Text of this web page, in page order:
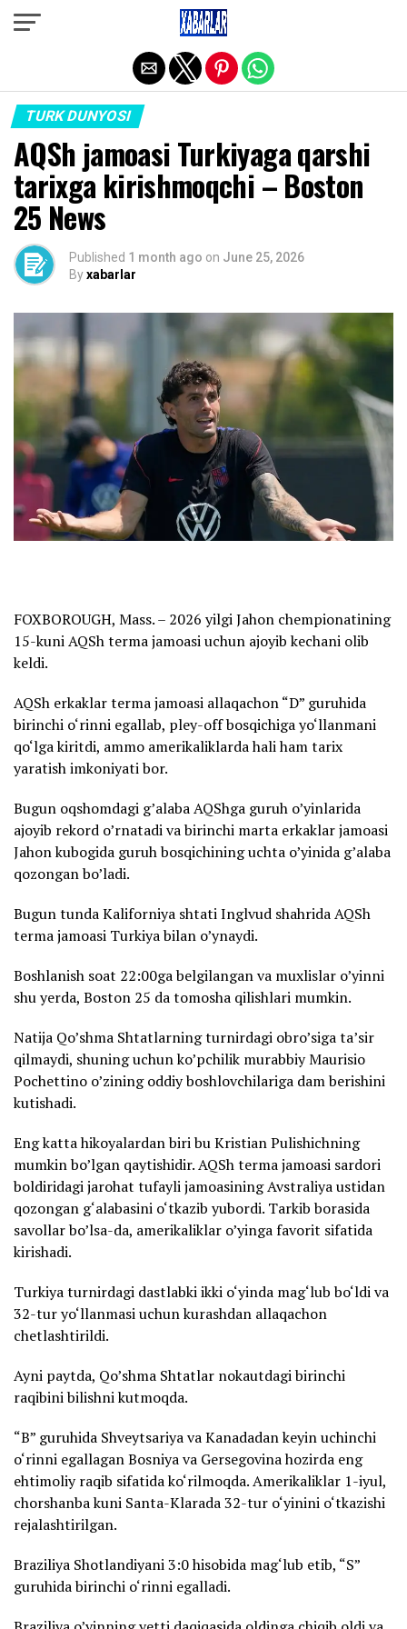
TURK DUNYOSI
AQSh jamoasi Turkiyaga qarshi
tarixga kirishmoqchi – Boston
25 News
Published 1 month ago on June 25, 2026
Byxabarlar
FOXBOROUGH, Mass. – 2026 yilgi Jahon chempionatining
15-kuni AQSh terma jamoasi uchun ajoyib kechani olib
keldi.
AQSh erkaklar terma jamoasi allaqachon “D” guruhida
birinchi o‘rinni egallab, pley-off bosqichiga yo‘llanmani
qo‘lga kiritdi, ammo amerikaliklarda hali ham tarix
yaratish imkoniyati bor.
Bugun oqshomdagi g’alaba AQShga guruh o’yinlarida
ajoyib rekord o’rnatadi va birinchi marta erkaklar jamoasi
Jahon kubogida guruh bosqichining uchta o’yinida g’alaba
qozongan bo’ladi.
Bugun tunda Kaliforniya shtati Inglvud shahrida AQSh
terma jamoasi Turkiya bilan o’ynaydi.
Boshlanish soat 22:00ga belgilangan va muxlislar o’yinni
shu yerda, Boston 25 da tomosha qilishlari mumkin.
Natija Qo’shma Shtatlarning turnirdagi obro’siga ta’sir
qilmaydi, shuning uchun ko’pchilik murabbiy Maurisio
Pochettino o’zining oddiy boshlovchilariga dam berishini
kutishadi.
Eng katta hikoyalardan biri bu Kristian Pulishichning
mumkin bo’lgan qaytishidir. AQSh terma jamoasi sardori
boldiridagi jarohat tufayli jamoasining Avstraliya ustidan
qozongan g‘alabasini o‘tkazib yubordi. Tarkib borasida
savollar bo’lsa-da, amerikaliklar o’yinga favorit sifatida
kirishadi.
Turkiya turnirdagi dastlabki ikki o‘yinda mag‘lub bo‘ldi va
32-tur yo‘llanmasi uchun kurashdan allaqachon
chetlashtirildi.
Ayni paytda, Qo’shma Shtatlar nokautdagi birinchi
raqibini bilishni kutmoqda.
“B” guruhida Shveytsariya va Kanadadan keyin uchinchi
o‘rinni egallagan Bosniya va Gersegovina hozirda eng
ehtimoliy raqib sifatida ko‘rilmoqda. Amerikaliklar 1-iyul,
chorshanba kuni Santa-Klarada 32-tur o‘yinini o‘tkazishi
rejalashtirilgan.
Braziliya Shotlandiyani 3:0 hisobida mag‘lub etib, “S”
guruhida birinchi o‘rinni egalladi.
Exit mobile version